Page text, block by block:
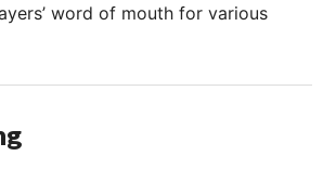
word of mouth for various